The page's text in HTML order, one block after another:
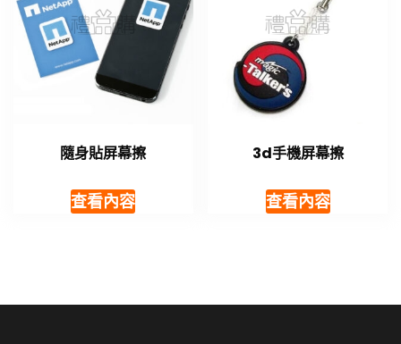
隨身貼屏幕擦
查看內容
3d手機屏幕擦
查看內容